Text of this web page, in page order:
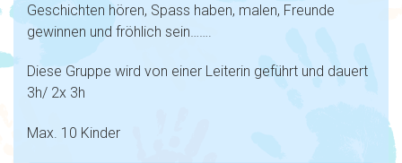
Geschichten hören, Spass haben, malen, Freunde
gewinnen und fröhlich sein…….
Diese Gruppe wird von einer Leiterin geführt und dauert
3h/ 2x 3h
Max. 10 Kinder